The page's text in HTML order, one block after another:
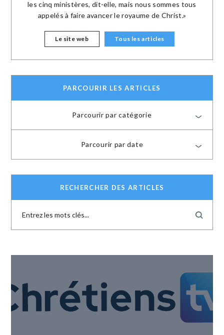
les cinq ministères, dit-elle, mais nous sommes tous
appelés à faire avancer le royaume de Christ.»
Le site web Tous les articles
PARCOURIR LES ARTICLES
Parcourir par catégorie
Parcourir par date
RECHERCHER DES ARTICLES